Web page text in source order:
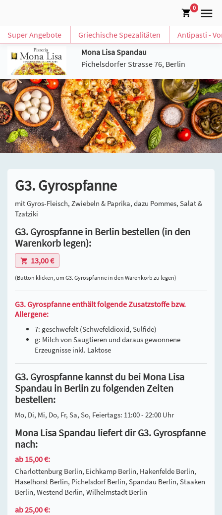
0
Super Angebote Griechische Spezalitäten
Antipasti -
Mona Lisa Spandau
Pichelsdorfer Strasse 76, Berlin
G3. Gyrospfanne
mit Gyros-Fleisch, Zwiebeln & Paprika, dazu Pommes, Salat &
Tzatziki
G3. Gyrospfanne in Berlin bestellen (in den
Warenkorb legen):
13,00 €
(Button klicken, um G3. Gyrospfanne in den Warenkorb zu legen)
G3. Gyrospfanne enthält folgende Zusatzstoffe bzw.
Allergene:
7: geschwefelt (Schwefeldioxid, Sulfide)
g: Milch von Saugtieren und daraus gewonnene
Erzeugnisse inkl. Laktose
G3. Gyrospfanne kannst du bei Mona Lisa
Spandau in Berlin zu folgenden Zeiten
bestellen:
Mo, Di, Mi, Do, Fr, Sa, So, Feiertags: 11:00 - 22:00 Uhr
Mona Lisa Spandau liefert dir G3. Gyrospfanne
nach:
ab 15,00 €:
Charlottenburg Berlin, Eichkamp Berlin, Hakenfelde Berlin,
Haselhorst Berlin, Pichelsdorf Berlin, Spandau Berlin, Staaken
Berlin, Westend Berlin, Wilhelmstadt Berlin
ab 25,00 €: